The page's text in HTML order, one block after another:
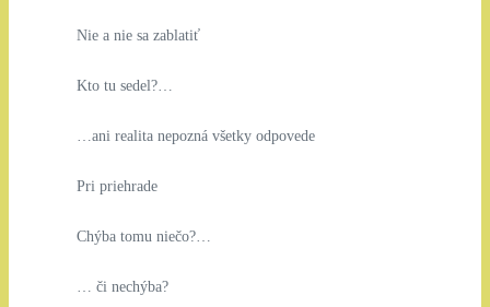
Nie a nie sa zablatiť
Kto tu sedel?…
…ani realita nepozná všetky odpovede
Pri priehrade
Chýba tomu niečo?…
… či nechýba?